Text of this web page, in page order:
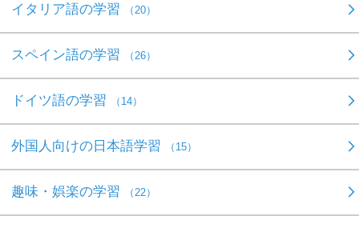
イタリア語の学習 （20）
スペイン語の学習 （26）
ドイツ語の学習 （14）
外国人向けの日本語学習 （15）
趣味・娯楽の学習 （22）